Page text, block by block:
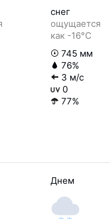
снег
ощущается
как -16°C
745 мм
76%
3 м/с
0
77%
Днем